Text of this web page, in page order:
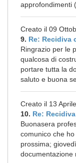
approfondimenti
Creato il 09
9. Re: Recidiva
Ringrazio per le
qualcosa di
portare tutta la
saluto e buona
Creato il 13
10. Re:
Buonasera
comunico che
prossima;
documentazione